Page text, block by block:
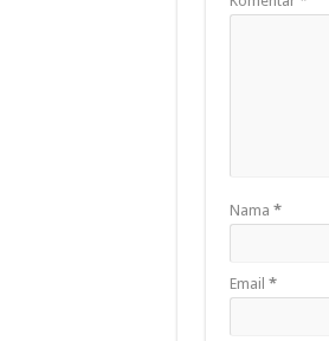
Nama *
Email *